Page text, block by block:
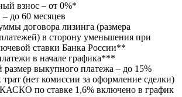
взнос – от 0%*
– до 60 месяцев
договора лизинга (размера
в сторону уменьшения при
ставки Банка России**
в начале графика***
размер выкупного платежа – до 15%
(нет комиссии за оформление сделки)
КАСКО по ставке 1,6% включено в график